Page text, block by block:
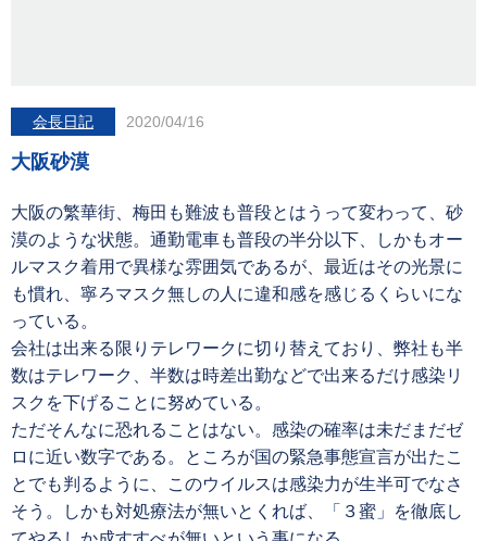
会長日記 2020/04/16
大阪砂漠
大阪の繁華街、梅田も難波も普段とはうって変わって、砂
漠のような状態。通勤電車も普段の半分以下、しかもオー
ルマスク着用で異様な雰囲気であるが、最近はその光景に
も慣れ、寧ろマスク無しの人に違和感を感じるくらいにな
っている。
会社は出来る限りテレワークに切り替えており、弊社も半
数はテレワーク、半数は時差出勤などで出来るだけ感染リ
スクを下げることに努めている。
ただそんなに恐れることはない。感染の確率は未だまだゼ
ロに近い数字である。ところが国の緊急事態宣言が出たこ
とでも判るように、このウイルスは感染力が生半可でなさ
そう。しかも対処療法が無いとくれば、「３蜜」を徹底し